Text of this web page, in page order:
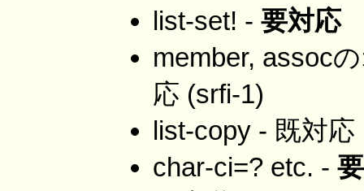
list-set! - 要対応
member, assoc
応 (srfi-1)
list-copy - 既対応
char-ci=? etc. -